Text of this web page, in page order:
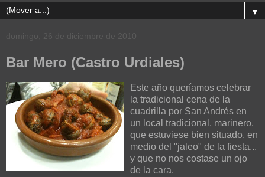
▼
domingo, 26 de diciembre de 2010
Bar Mero (Castro Urdiales)
Este año queríamos celebrar
la tradicional cena de la
cuadrilla por San Andrés en
un local tradicional, marinero,
que estuviese bien situado, en
medio del "jaleo" de la fiesta...
y que no nos costase un ojo
de la cara.